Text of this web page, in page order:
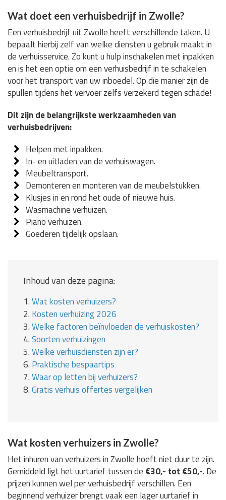
Wat doet een verhuisbedrijf in Zwolle?
Een verhuisbedrijf uit Zwolle heeft verschillende taken. U
bepaalt hierbij zelf van welke diensten u gebruik maakt in
de verhuisservice. Zo kunt u hulp inschakelen met inpakken
en is het een optie om een verhuisbedrijf in te schakelen
voor het transport van uw inboedel. Op die manier zijn de
spullen tijdens het vervoer zelfs verzekerd tegen schade!
Dit zijn de belangrijkste werkzaamheden van
verhuisbedrijven:
Helpen met inpakken.
In- en uitladen van de verhuiswagen.
Meubeltransport.
Demonteren en monteren van de meubelstukken.
Klusjes in en rond het oude of nieuwe huis.
Wasmachine verhuizen.
Piano verhuizen.
Goederen tijdelijk opslaan.
Inhoud van deze pagina:
1.Wat kosten verhuizers?
2. Kosten verhuizing 2026
3.Welke factoren beïnvloeden de verhuiskosten?
4.Soorten verhuizingen
5.Welke verhuisdiensten zijn er?
6. Praktische bespaartips
7.Waar op letten bij verhuizers?
8.Gratis verhuis offertes vergelijken
Wat kosten verhuizers in Zwolle?
Het inhuren van verhuizers in Zwolle hoeft niet duur te zijn.
Gemiddeld ligt het uurtarief tussen de €30,- tot €50,-. De
prijzen kunnen wel per verhuisbedrijf verschillen. Een
beginnend verhuizer brengt vaak een lager uurtarief in